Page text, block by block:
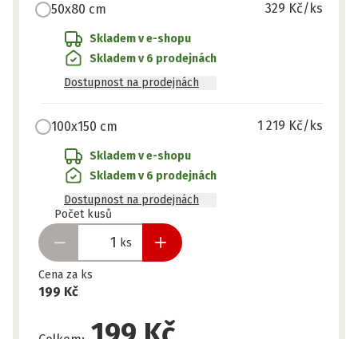
50x80 cm 329 Kč/ks
Skladem v e-shopu
Skladem v 6 prodejnách
Dostupnost na prodejnách
100x150 cm 1 219 Kč/ks
Skladem v e-shopu
Skladem v 6 prodejnách
Dostupnost na prodejnách
Počet kusů
ks
Připraveno
Cena za ks
199 Kč